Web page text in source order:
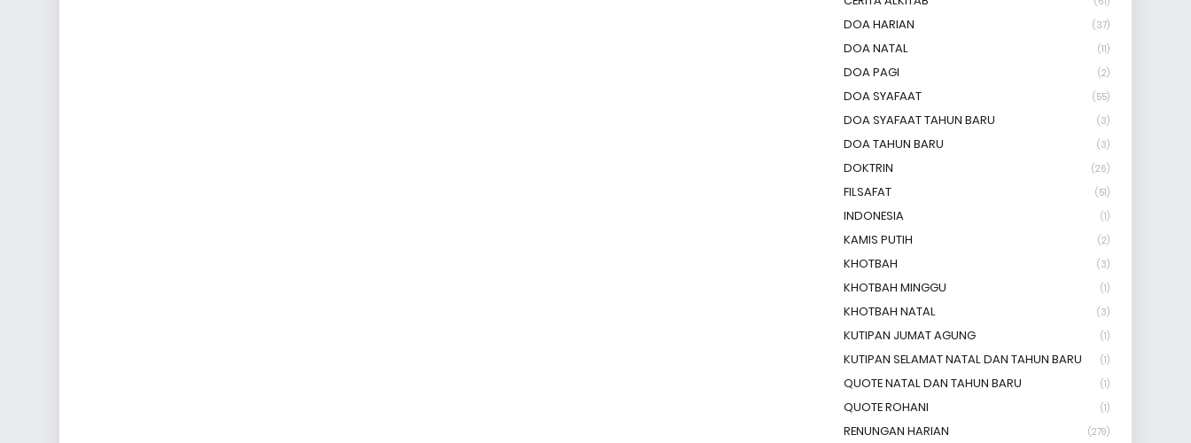
DOA HARIAN (37)
DOA NATAL (11)
DOA PAGI (2)
DOA SYAFAAT (55)
DOA SYAFAAT TAHUN BARU (3)
DOA TAHUN BARU (3)
DOKTRIN (26)
FILSAFAT (51)
INDONESIA (1)
KAMIS PUTIH (2)
KHOTBAH (3)
KHOTBAH MINGGU (1)
KHOTBAH NATAL (3)
KUTIPAN JUMAT AGUNG (1)
KUTIPAN SELAMAT NATAL DAN TAHUN BARU (1)
QUOTE NATAL DAN TAHUN BARU (1)
QUOTE ROHANI (1)
RENUNGAN HARIAN (279)